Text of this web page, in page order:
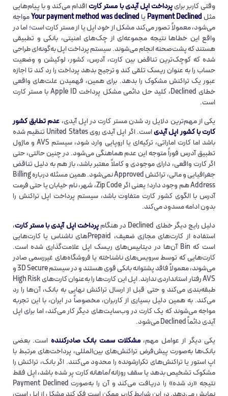
وقتی کاربر برایپرداخت اپل آیدی با مستر کارتاقدام می‌کند و با پیام‌هایی
مثلPayment Declined یاYour payment method was declinedمواجه
می‌شود، معمولاً تصور می‌کند مشکل از خود اپل یا از مستر کارت است؛ اما در
واقع این خطاها نتیجه مجموعه‌ای از چک‌های امنیتی، بانکی و تطبیقی
هستند که پشت‌صحنه انجام می‌شوند. سیستم پرداخت اپل به‌گونه‌ای طراحی
شده که کوچک‌ترین تناقض بین کارت، آدرس، کشور، لوکیشن و وضعیت
حساب را به عنوان ریسک تلقی کند و ترجیح بدهد پرداخت را رد کند تا اجازه
عبور یک تراکنش مشکوک را بدهد. برای همین، فهمیدن علت‌های واقعی
خطای Declined، کلید حل دائمی مشکل پرداخت Apple ID با مستر کارت
است.
یکی از مهم‌ترین دلایل رد شدن مستر کارت در اپل آیدی،عدم تطابق کشور
کارت با کشور اپل آیدی
است. اگر اپل آیدی روی United States تنظیم شده
باشد اما کارت اماراتی، ترکیه‌ای یا اروپایی وارد شود، سیستم AVS و ماژول
تطبیق آدرس فوراً متوجه این عدم هماهنگی می‌شود. در چنین حالتی، حتی
اگر کارت واقعی، دارای موجودی و کاملاً معتبر باشد، باز هم به دلیل تناقض
جغرافیایی و مالی، تراکنش Approved نمی‌شود. همین مسئله درباره Billing
Address هم وجود دارد؛ یعنی اگر Zip Code، شهر، نام خیابان یا حتی فرمت
آدرس با الگوی کشور کارت متفاوت باشد، سیستم پرداخت اپل تراکنش را
بدون ادامه مسدود می‌کند.
دلیل رایج دیگر خطای Declined در هنگام
پرداخت اپل آیدی با مستر کارت،
استفاده از کارت‌های مجازی ضعیف، Prepaidهای ناشناس یا کارت‌هایی
است که Bin آن‌ها در دیتابیس‌های ریسک اپل علامت‌گذاری شده است.
کارت‌هایی که توسط سرویس‌های ناشناخته یا فروشگاه‌های غیررسمی صادر
می‌شوند، معمولاً فاقد پشتوانه بانکی قوی هستند و در سیستم 3D Secure و
AVS رفتار استانداردی ندارند. اپل این کارت‌ها را به‌عنوان کارت‌های High Risk
طبقه‌بندی می‌کند و حتی قبل از ارسال تراکنش نهایی به بانک، آن‌ها را رد
می‌کند. به همین دلیل بسیاری از کاربران، مخصوصاً در ایران، با این تجربه
مواجه می‌شوند که یک کارت در وب‌سایت‌های دیگر کار می‌کند، اما برای اپل
آیدی دائماً Declined می‌شود.
یکی دیگر از عوامل مهم،مشکلات سمت بانک صادرکننده است. بعضی
بانک‌ها به‌صورت پیش‌فرض تراکنش‌های بین‌المللی، پرداخت‌های مرتبط با
اپ استور یا تراکنش‌های تکرارشونده را محدود می‌کنند. اگر بانک، تراکنش را
مشکوک تشخیص بدهد یا سقف روزانه/ماهانه کارت پر شده باشد، اپل فقط
نتیجه «رد شده» را دریافت می‌کند و آن را به‌صورت Payment Declined